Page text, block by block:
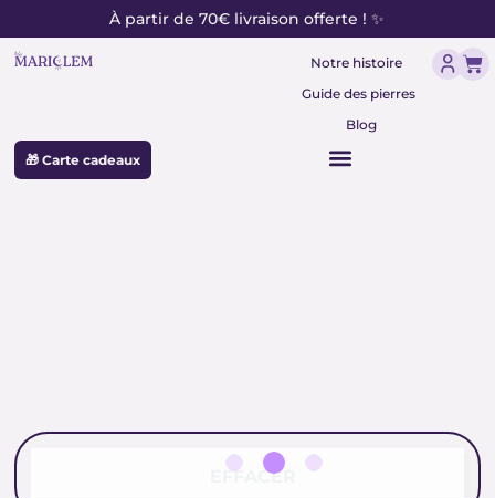
au
contenu
À partir de 70€ livraison offerte ! ✨
Notre histoire
Guide des pierres
Blog
🎁 Carte cadeaux
EFFACER